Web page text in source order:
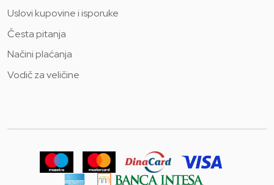
Uslovi kupovine i isporuke
Česta pitanja
Načini plaćanja
Vodič za veličine